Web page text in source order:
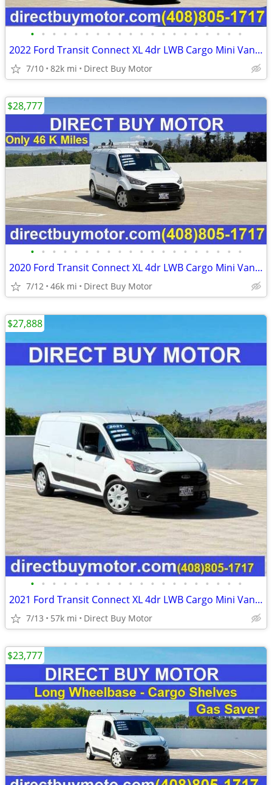
• • • • • • • • • • • • • • • • • • • •
2022 Ford Transit Connect XL 4dr LWB Cargo Mini Van w/Rear Doors Carg
7/10 82k mi Direct Buy Motor
• • • • • • • • • • • • • • • • • • • •
2020 Ford Transit Connect XL 4dr LWB Cargo Mini Van w/Rear Doors Carg
7/12 46k mi Direct Buy Motor
$28,777
• • • • • • • • • • • • • • • • • • • •
2021 Ford Transit Connect XL 4dr LWB Cargo Mini Van w/Rear Doors Carg
7/13 57k mi Direct Buy Motor
$27,888
$23,777